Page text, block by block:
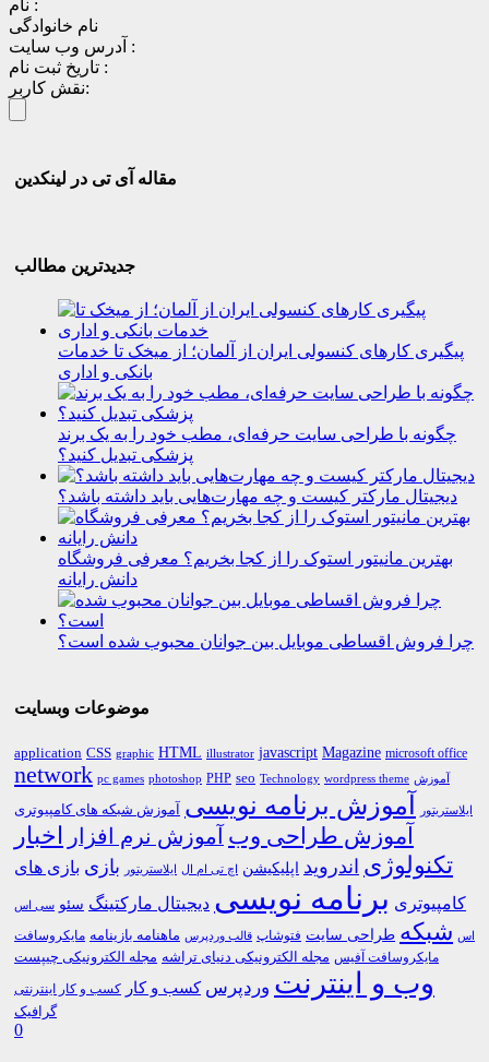
نام :
نام خانوادگی
آدرس وب سایت :
تاریخ ثبت نام :
نقش کاربر:
مقاله آی تی در لینکدین
جدیدترین مطالب
پیگیری کارهای کنسولی ایران از آلمان؛ از میخک تا خدمات
بانکی و اداری
چگونه با طراحی سایت حرفه‌ای، مطب خود را به یک برند
پزشکی تبدیل کنید؟
دیجیتال مارکتر کیست و چه مهارت‌هایی باید داشته باشد؟
بهترین مانیتور استوک را از کجا بخریم؟ معرفی فروشگاه
دانش رایانه
چرا فروش اقساطی موبایل بین جوانان محبوب شده است؟
موضوعات وبسایت
application CSS graphic HTML illustrator javascript Magazine microsoft office
network pc games photoshop PHP seo Technology wordpress theme آموزش
ایلاستریتور آموزش برنامه نویسی آموزش شبکه های کامپیوتری
آموزش طراحی وب آموزش نرم افزار اخبار
تکنولوژی اندروید اپلیکیشن اچ تی ام ال ایلاستریتور بازی بازی های
کامپیوتری برنامه نویسی دیجیتال مارکتینگ سئو سی اس
اس شبکه طراحی سایت فتوشاپ قالب وردپرس ماهنامه بازینامه مایکروسافت
مایکروسافت آفیس مجله الکترونیکی دنیای تراشه مجله الکترونیکی چیپست
وب و اینترنت وردپرس کسب و کار کسب و کار اینترنتی
گرافیک
0